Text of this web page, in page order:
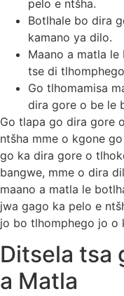
pelo e ntšha.
Botlhale bo dira
kamano ya dilo.
Maano a matla
tse di
Go tlhomamisa
dira gore o be le
Go tlapa go dira gore
ntšha mme o kgone
go ka dira gore o
bangwe, mme o dira
maano a matla le
jwa gago ka pelo e
jo bo tlhomphego jo o
Ditsela tsa
a Matla